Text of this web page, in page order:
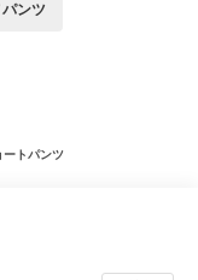
ンツ
ートパンツ